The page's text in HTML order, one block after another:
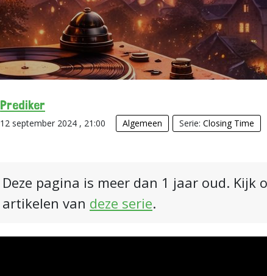
Prediker
12 september 2024 , 21:00 Algemeen Serie: Closing Time
Deze pagina is meer dan 1 jaar oud. Kijk
artikelen van deze serie.